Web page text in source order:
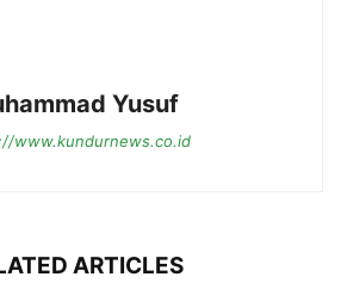
Yusuf
www.kundurnews.co.id
ARTICLES